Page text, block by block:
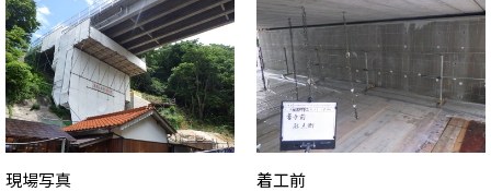
現場写真 着工前